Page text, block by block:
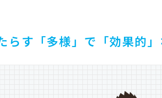
らす「多様」で「効果的